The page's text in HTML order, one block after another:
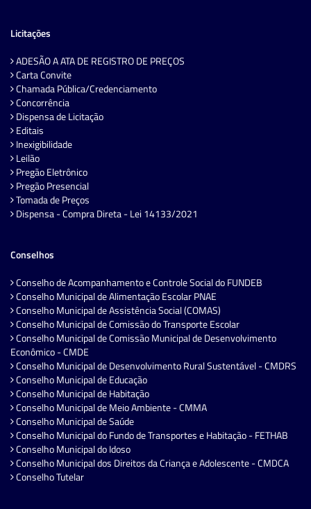
Licitações
ADESÃO A ATA DE REGISTRO DE PREÇOS
Carta Convite
Chamada Pública/Credenciamento
Concorrência
Dispensa de Licitação
Editais
Inexigibilidade
Leilão
Pregão Eletrônico
Pregão Presencial
Tomada de Preços
Dispensa - Compra Direta - Lei 14133/2021
Conselhos
Conselho de Acompanhamento e Controle Social do FUNDEB
Conselho Municipal de Alimentação Escolar PNAE
Conselho Municipal de Assistência Social (COMAS)
Conselho Municipal de Comissão do Transporte Escolar
Conselho Municipal de Comissão Municipal de Desenvolvimento
Econômico - CMDE
Conselho Municipal de Desenvolvimento Rural Sustentável - CMDRS
Conselho Municipal de Educação
Conselho Municipal de Habitação
Conselho Municipal de Meio Ambiente - CMMA
Conselho Municipal de Saúde
Conselho Municipal do Fundo de Transportes e Habitação - FETHAB
Conselho Municipal do Idoso
Conselho Municipal dos Direitos da Criança e Adolescente - CMDCA
Conselho Tutelar